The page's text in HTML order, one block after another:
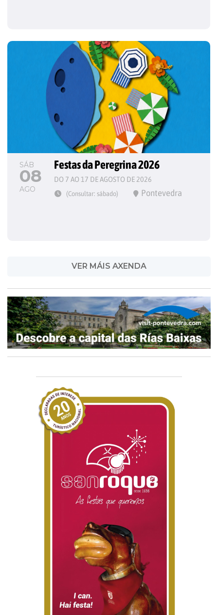
SÁB
08
AGO
Festas da Peregrina 2026
DO 7 AO 17 DE AGOSTO DE 2026
(Consultar: sábado) Pontevedra
VER MÁIS AXENDA